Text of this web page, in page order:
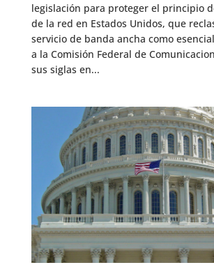
legislación para proteger el principio
de la red en Estados Unidos, que
servicio de banda ancha como
a la Comisión Federal de
sus siglas en...